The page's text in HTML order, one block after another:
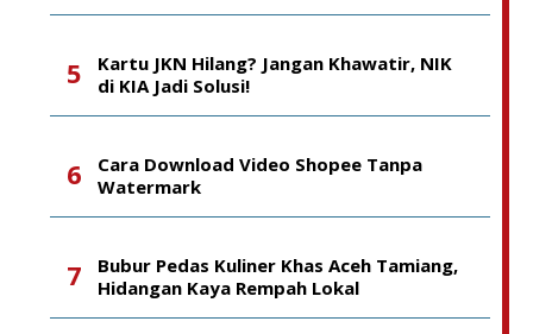
Kartu JKN Hilang? Jangan Khawatir, NIK
di KIA Jadi Solusi!
Cara Download Video Shopee Tanpa
Watermark
Bubur Pedas Kuliner Khas Aceh Tamiang,
Hidangan Kaya Rempah Lokal